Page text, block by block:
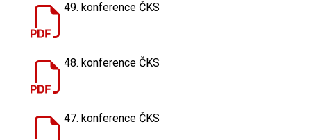
49. konference ČKS
48. konference ČKS
47. konference ČKS